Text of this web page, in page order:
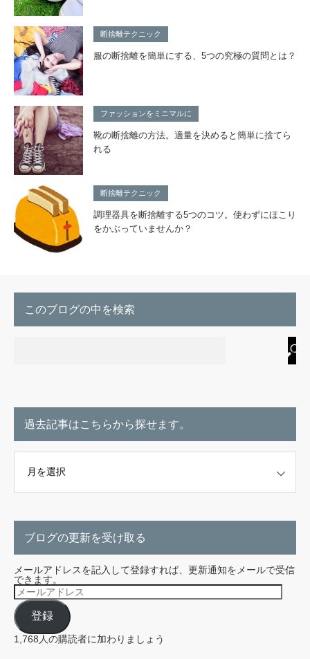
断捨離テクニック
服の断捨離を簡単にする、5つの究極の質問とは？
ファッションをミニマルに
靴の断捨離の方法。適量を決めると簡単に捨てら
れる
断捨離テクニック
調理器具を断捨離する5つのコツ。使わずにほこり
をかぶっていませんか？
このブログの中を検索
過去記事はこちらから探せます。
ブログの更新を受け取る
メールアドレスを記入して登録すれば、更新通知をメールで受信
できます。
メ
ー
ル
ア
ド
レ
ス
登録
1,768人の購読者に加わりましょう